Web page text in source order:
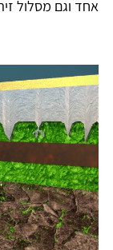
אחד וגם מסלול